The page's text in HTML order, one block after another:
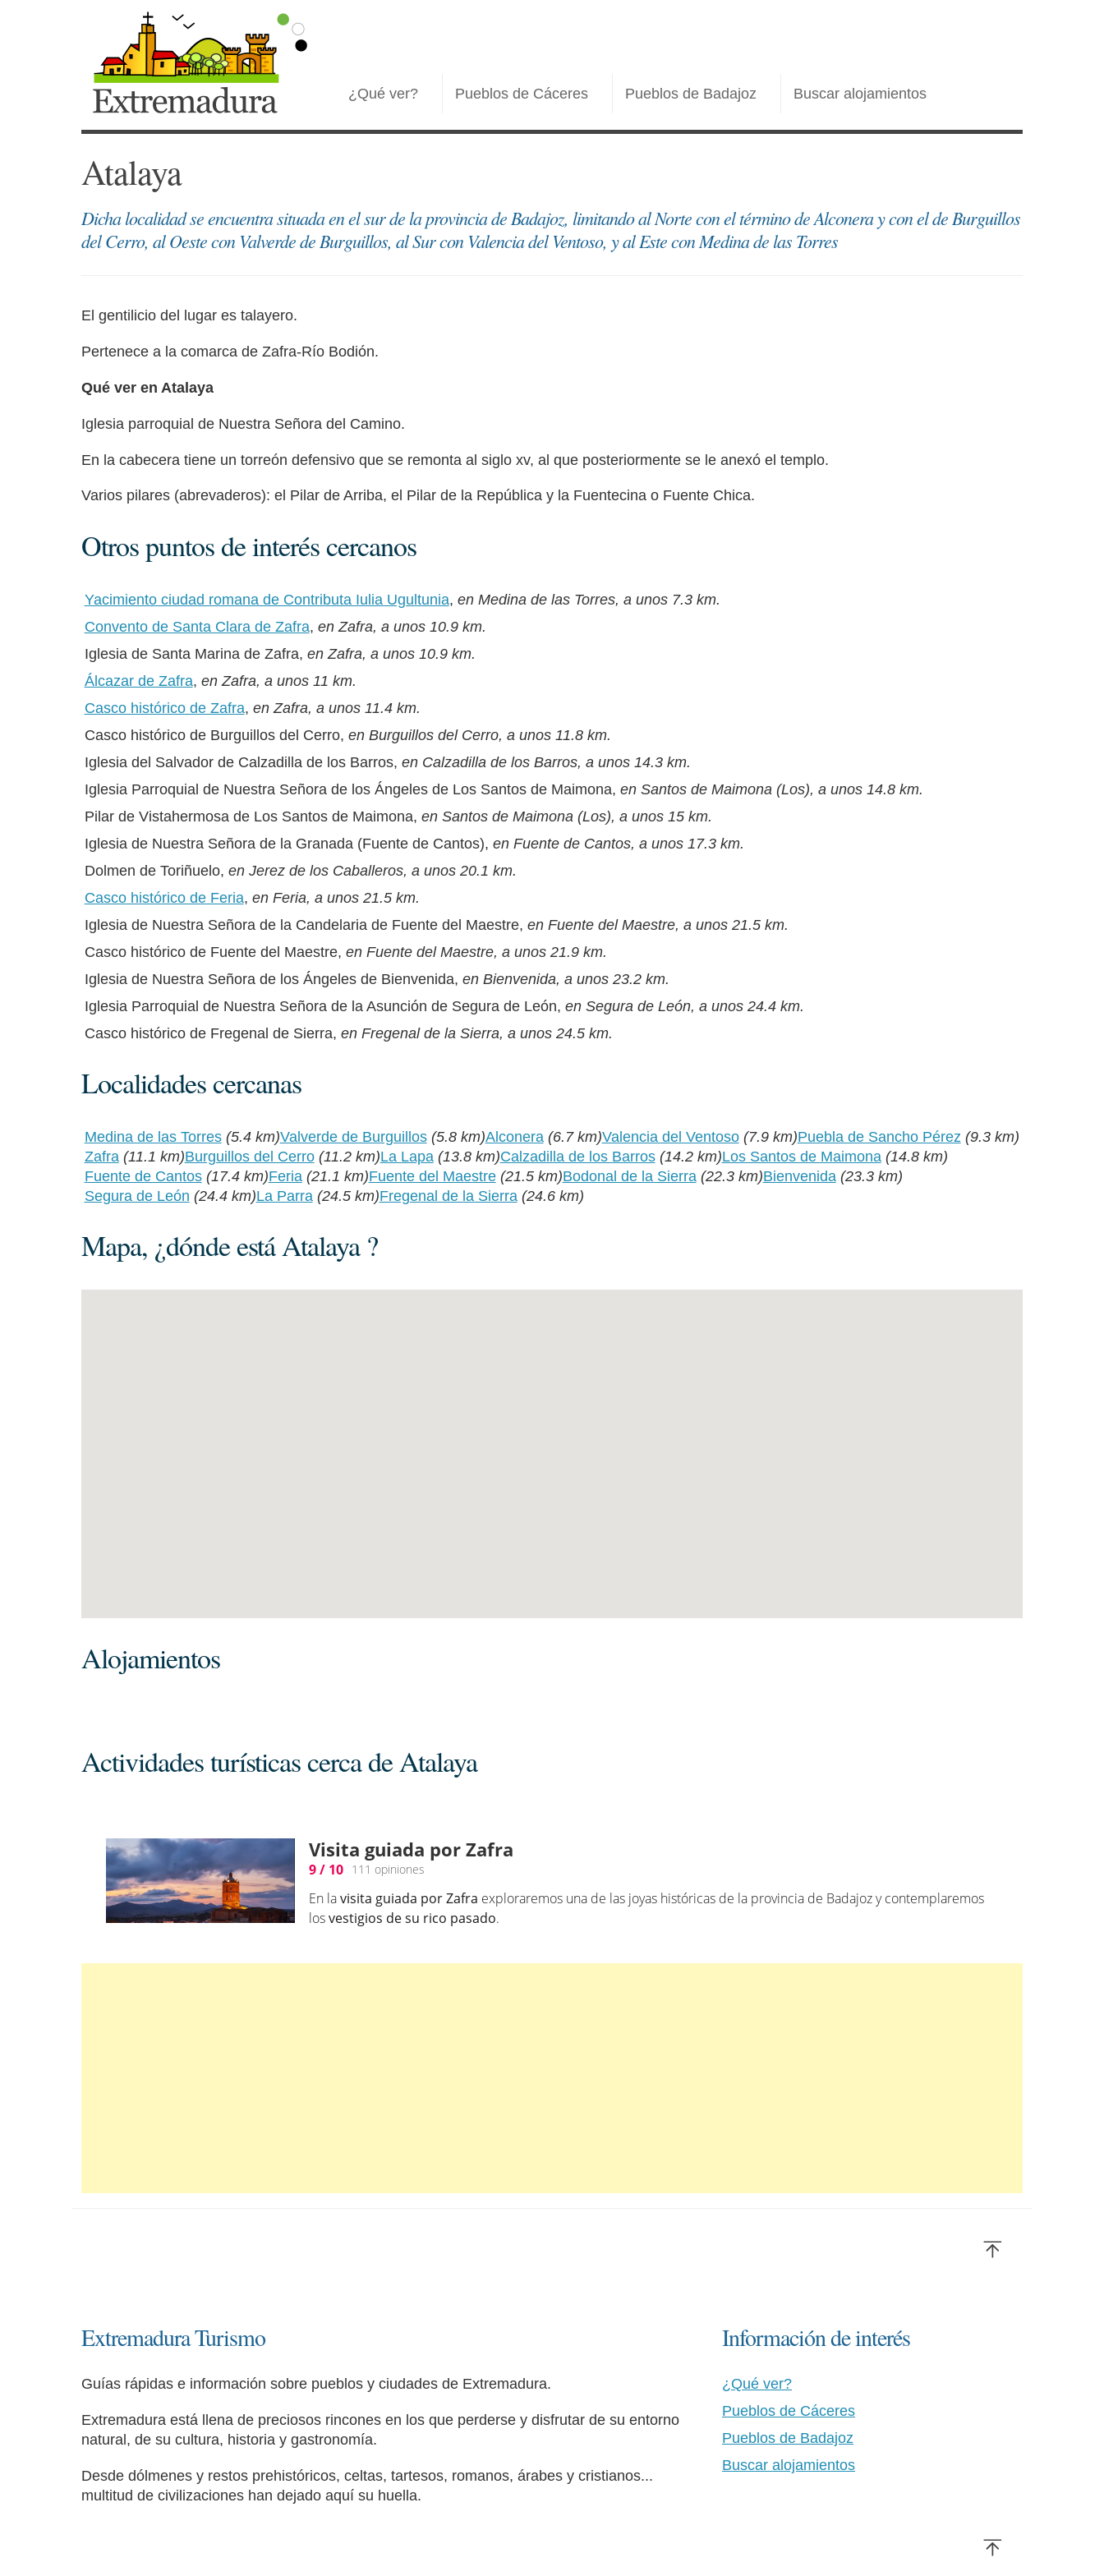
¿Qué ver? Pueblos de Cáceres Pueblos de Badajoz Buscar alojamientos
Atalaya
Dicha localidad se encuentra situada en el sur de la provincia de Badajoz, limitando al Norte con el término de Alconera y con el de Burguillos
del Cerro, al Oeste con Valverde de Burguillos, al Sur con Valencia del Ventoso, y al Este con Medina de las Torres
El gentilicio del lugar es talayero.
Pertenece a la comarca de Zafra-Río Bodión.
Qué ver en Atalaya
Iglesia parroquial de Nuestra Señora del Camino.
En la cabecera tiene un torreón defensivo que se remonta al siglo xv, al que posteriormente se le anexó el templo.
Varios pilares (abrevaderos): el Pilar de Arriba, el Pilar de la República y la Fuentecina o Fuente Chica.
Otros puntos de interés cercanos
Yacimiento ciudad romana de Contributa Iulia Ugultunia, en Medina de las Torres, a unos 7.3 km.
Convento de Santa Clara de Zafra, en Zafra, a unos 10.9 km.
Iglesia de Santa Marina de Zafra, en Zafra, a unos 10.9 km.
Álcazar de Zafra, en Zafra, a unos 11 km.
Casco histórico de Zafra, en Zafra, a unos 11.4 km.
Casco histórico de Burguillos del Cerro, en Burguillos del Cerro, a unos 11.8 km.
Iglesia del Salvador de Calzadilla de los Barros, en Calzadilla de los Barros, a unos 14.3 km.
Iglesia Parroquial de Nuestra Señora de los Ángeles de Los Santos de Maimona, en Santos de Maimona (Los), a unos 14.8 km.
Pilar de Vistahermosa de Los Santos de Maimona, en Santos de Maimona (Los), a unos 15 km.
Iglesia de Nuestra Señora de la Granada (Fuente de Cantos), en Fuente de Cantos, a unos 17.3 km.
Dolmen de Toriñuelo, en Jerez de los Caballeros, a unos 20.1 km.
Casco histórico de Feria, en Feria, a unos 21.5 km.
Iglesia de Nuestra Señora de la Candelaria de Fuente del Maestre, en Fuente del Maestre, a unos 21.5 km.
Casco histórico de Fuente del Maestre, en Fuente del Maestre, a unos 21.9 km.
Iglesia de Nuestra Señora de los Ángeles de Bienvenida, en Bienvenida, a unos 23.2 km.
Iglesia Parroquial de Nuestra Señora de la Asunción de Segura de León, en Segura de León, a unos 24.4 km.
Casco histórico de Fregenal de Sierra, en Fregenal de la Sierra, a unos 24.5 km.
Localidades cercanas
Medina de las Torres (5.4 km)Valverde de Burguillos (5.8 km)Alconera (6.7 km)Valencia del Ventoso (7.9 km)Puebla de Sancho Pérez (9.3 km)
Zafra (11.1 km)Burguillos del Cerro (11.2 km)La Lapa (13.8 km)Calzadilla de los Barros (14.2 km)Los Santos de Maimona (14.8 km)
Fuente de Cantos (17.4 km)Feria (21.1 km)Fuente del Maestre (21.5 km)Bodonal de la Sierra (22.3 km)Bienvenida (23.3 km)
Segura de León (24.4 km)La Parra (24.5 km)Fregenal de la Sierra (24.6 km)
Mapa, ¿dónde está Atalaya ?
Alojamientos
Actividades turísticas cerca de Atalaya
Extremadura Turismo
Guías rápidas e información sobre pueblos y ciudades de Extremadura.
Extremadura está llena de preciosos rincones en los que perderse y disfrutar de su entorno
natural, de su cultura, historia y gastronomía.
Desde dólmenes y restos prehistóricos, celtas, tartesos, romanos, árabes y cristianos...
multitud de civilizaciones han dejado aquí su huella.
Información de interés
¿Qué ver?
Pueblos de Cáceres
Pueblos de Badajoz
Buscar alojamientos